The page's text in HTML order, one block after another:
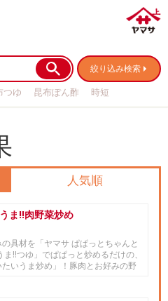
絞り込み検索
つゆ 昆布ぽん酢
時短
人気順
ま!!肉野菜炒め
の具材を「ヤマサ ぱぱっとちゃんと
ま!!つゆ」でぱぱっと炒めるだけの、
たいうま炒め」！豚肉とお好みの野